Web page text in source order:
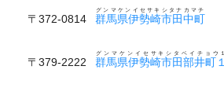
〒372-0814 群馬県伊勢崎市田中町
グンマケンイセサキシタナカマチ
〒379-2222 群馬県伊勢崎市田部井町１
グンマケンイセサキシタベイチョウ１